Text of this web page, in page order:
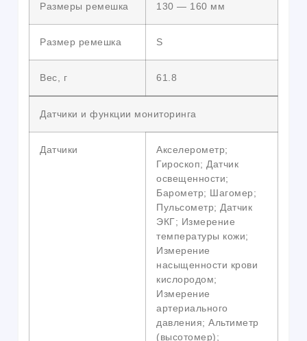
Размеры ремешка 130 — 160 мм
Размер ремешка S
Вес, г 61.8
Датчики и функции мониторинга
Датчики
Акселерометр;
Гироскоп; Датчик
освещенности;
Барометр; Шагомер;
Пульсометр; Датчик
ЭКГ; Измерение
температуры кожи;
Измерение
насыщенности крови
кислородом;
Измерение
артериального
давления; Альтиметр
(высотомер);